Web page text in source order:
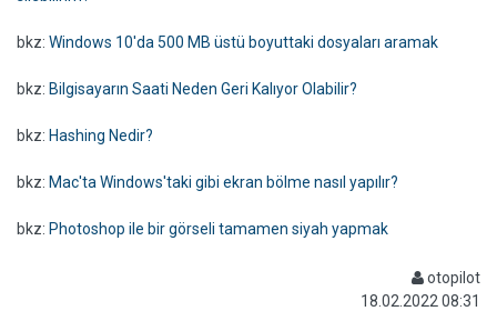
bkz: Windows 10'da 500 MB üstü boyuttaki dosyaları aramak
bkz: Bilgisayarın Saati Neden Geri Kalıyor Olabilir?
bkz: Hashing Nedir?
bkz: Mac'ta Windows'taki gibi ekran bölme nasıl yapılır?
bkz: Photoshop ile bir görseli tamamen siyah yapmak
otopilot
18.02.2022 08:31